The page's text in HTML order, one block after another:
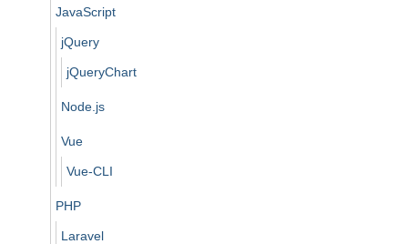
JavaScript
jQuery
jQueryChart
Node.js
Vue
Vue-CLI
PHP
Laravel